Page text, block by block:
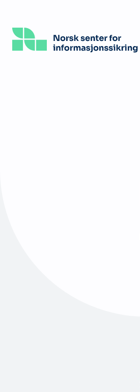
hovedinnhold